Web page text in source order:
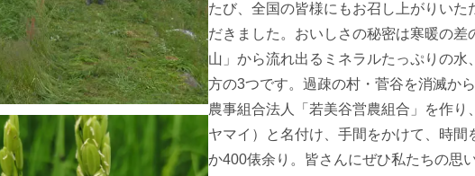
たび、全国の皆様にもお召し上がりい
だきました。おいしさの秘密は寒暖の
山」から流れ出るミネラルたっぷりの
方の3つです。過疎の村・菅谷を消滅か
農事組合法人「若美谷営農組合」を作り
ヤマイ）と名付け、手間をかけて、時
か400俵余り。皆さんにぜひ私たちの思